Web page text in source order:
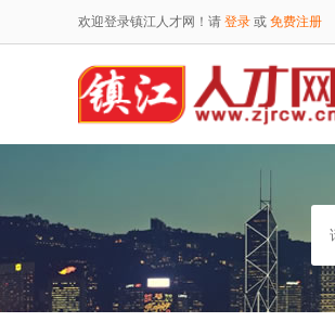
欢迎登录镇江人才网！请 登录 或 免费注册